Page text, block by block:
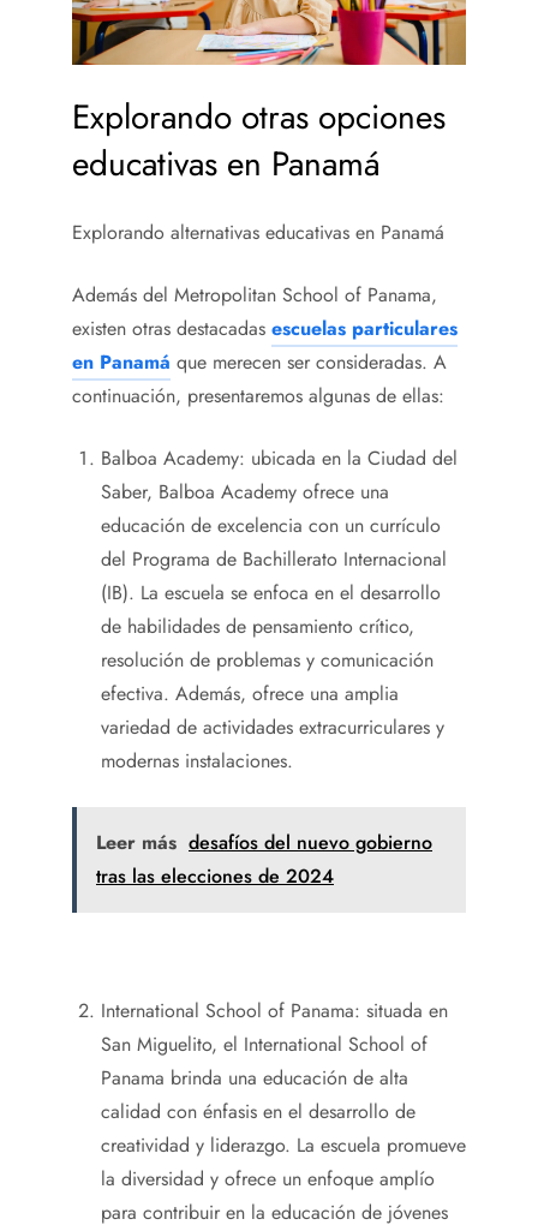
Explorando otras opciones
educativas en Panamá
Explorando alternativas educativas en Panamá
Además del Metropolitan School of Panama,
existen otras destacadas escuelas particulares
en Panamá que merecen ser consideradas. A
continuación, presentaremos algunas de ellas:
Balboa Academy: ubicada en la Ciudad del
Saber, Balboa Academy ofrece una
educación de excelencia con un currículo
del Programa de Bachillerato Internacional
(IB). La escuela se enfoca en el desarrollo
de habilidades de pensamiento crítico,
resolución de problemas y comunicación
efectiva. Además, ofrece una amplia
variedad de actividades extracurriculares y
modernas instalaciones.
Leer más desafíos del nuevo gobierno
tras las elecciones de 2024
International School of Panama: situada en
San Miguelito, el International School of
Panama brinda una educación de alta
calidad con énfasis en el desarrollo de
creatividad y liderazgo. La escuela promueve
la diversidad y ofrece un enfoque amplío
para contribuir en la educación de jóvenes